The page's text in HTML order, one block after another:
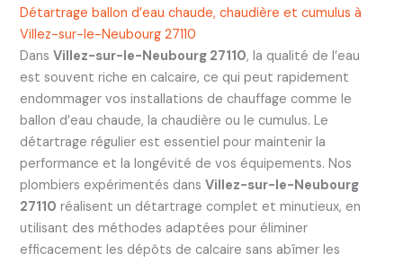
Détartrage ballon d’eau chaude, chaudière et cumulus à
Villez-sur-le-Neubourg 27110
Dans Villez-sur-le-Neubourg 27110, la qualité de l’eau
est souvent riche en calcaire, ce qui peut rapidement
endommager vos installations de chauffage comme le
ballon d’eau chaude, la chaudière ou le cumulus. Le
détartrage régulier est essentiel pour maintenir la
performance et la longévité de vos équipements. Nos
plombiers expérimentés dans Villez-sur-le-Neubourg
27110 réalisent un détartrage complet et minutieux, en
utilisant des méthodes adaptées pour éliminer
efficacement les dépôts de calcaire sans abîmer les